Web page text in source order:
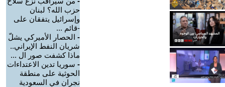
حزب الله؟ لبنان
وإسرائيل يتفقان على
-قائم ...
- الحصار الأميركي يشلّ
شريان النفط الإيراني..
ماذا كشفت صور ال ...
- سوريا تدين الاعتداءات
الحوثية على منطقة
نجران في السعودية